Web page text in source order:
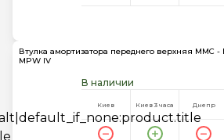
Втулка амортизатора переднего верхняя MMC -
MPW IV
В наличии
Киев Киев 3 часа Днепр